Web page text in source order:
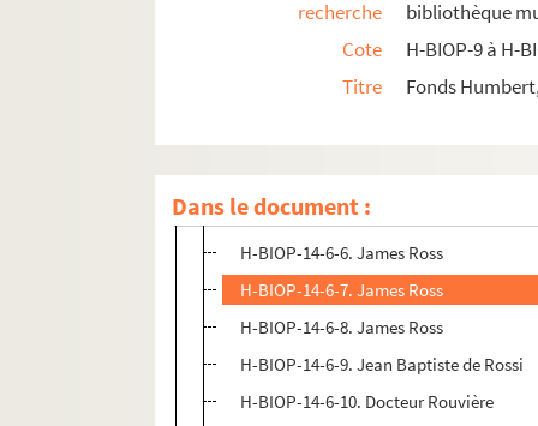
recherche
bibliothèque
Cote
H-BIOP-9 à H-
Titre
Fonds
Dans le document :
H-BIOP-14-6. Scientifiques dont le nom
H-BIOP-14-6-3. Professeur Reulaux
H-BIOP-14-6-4. Docteur Ricord
H-BIOP-14-6-5. Edward Riddle
H-BIOP-14-6-6. James Ross
H-BIOP-14-6-7. James Ross
H-BIOP-14-6-8. James Ross
H-BIOP-14-6-9. Jean Baptiste de Rossi
H-BIOP-14-6-10. Docteur Rouvière